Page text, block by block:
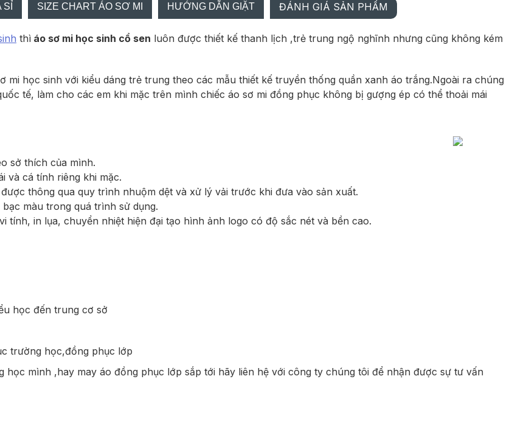
SIZE CHART ÁO SƠ MI HƯỚNG DẪN GIẶT ĐÁNH GIÁ SẢN PHẨM
thì áo sơ mi học sinh cổ sen luôn được thiết kế thanh lịch ,trẻ trung ngộ nghĩnh nhưng cũng không kém
mi học sinh với kiểu dáng trẻ trung theo các mẫu thiết kế truyền thống quần xanh áo trắng.Ngoài ra chúng
tế, làm cho các em khi mặc trên mình chiếc áo sơ mi đồng phục không bị gượng ép có thể thoải mái
sở thích của mình.
và cá tính riêng khi mặc.
thông qua quy trình nhuộm dệt và xử lý vải trước khi đưa vào sản xuất.
màu trong quá trình sử dụng.
tính, in lụa, chuyển nhiệt hiện đại tạo hình ảnh logo có độ sắc nét và bền cao.
học đến trung cơ sở
trường học,đồng phục lớp
học mình ,hay may áo đồng phục lớp sắp tới hãy liên hệ với công ty chúng tôi để nhận được sự tư vấn